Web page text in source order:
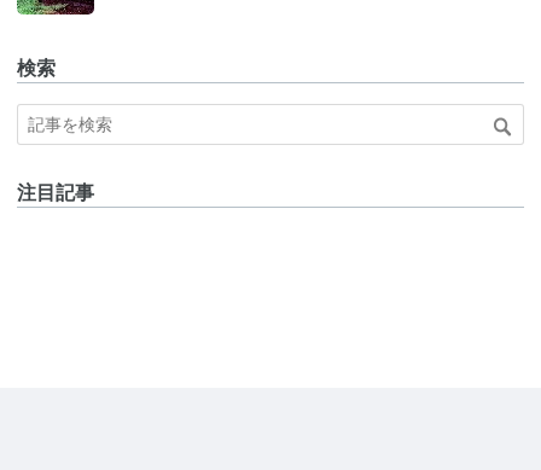
検索
注目記事